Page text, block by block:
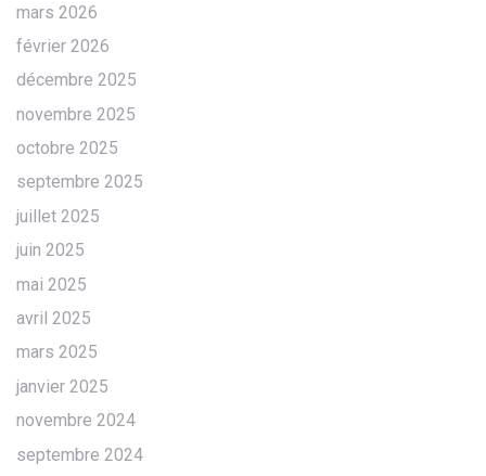
mars 2026
février 2026
décembre 2025
novembre 2025
octobre 2025
septembre 2025
juillet 2025
juin 2025
mai 2025
avril 2025
mars 2025
janvier 2025
novembre 2024
septembre 2024